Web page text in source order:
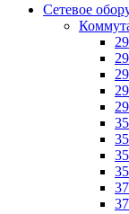
Сетевое